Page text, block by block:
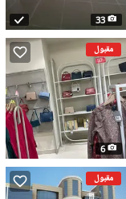
33
مقبول
6
مقبول